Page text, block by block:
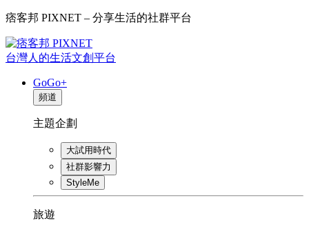
痞客邦 PIXNET – 分享生活的社群平台
台灣人的生活文創平台
GoGo+
頻道
主題企劃
大試用時代
社群影響力
StyleMe
旅遊